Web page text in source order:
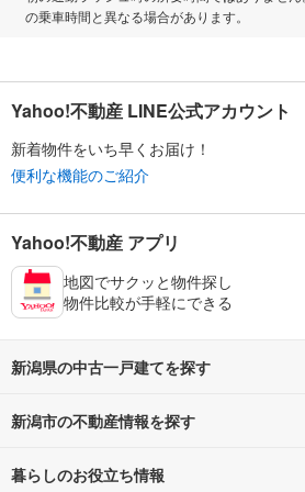
の乗車時間と異なる場合があります。
Yahoo!不動産 LINE公式アカウント
新着物件をいち早くお届け！
便利な機能のご紹介
Yahoo!不動産 アプリ
地図でサクッと物件探し
物件比較が手軽にできる
新潟県の中古一戸建てを探す
路線・駅から探す
通勤・通学時間から探す
新潟市の不動産情報を探す
不動産・住宅
暮らしのお役立ち情報